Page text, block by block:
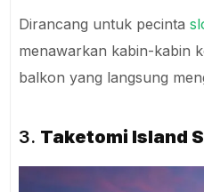
Dirancang untuk pecinta
menawarkan kabin-kabin
balkon yang langsung
3. Taketomi Island